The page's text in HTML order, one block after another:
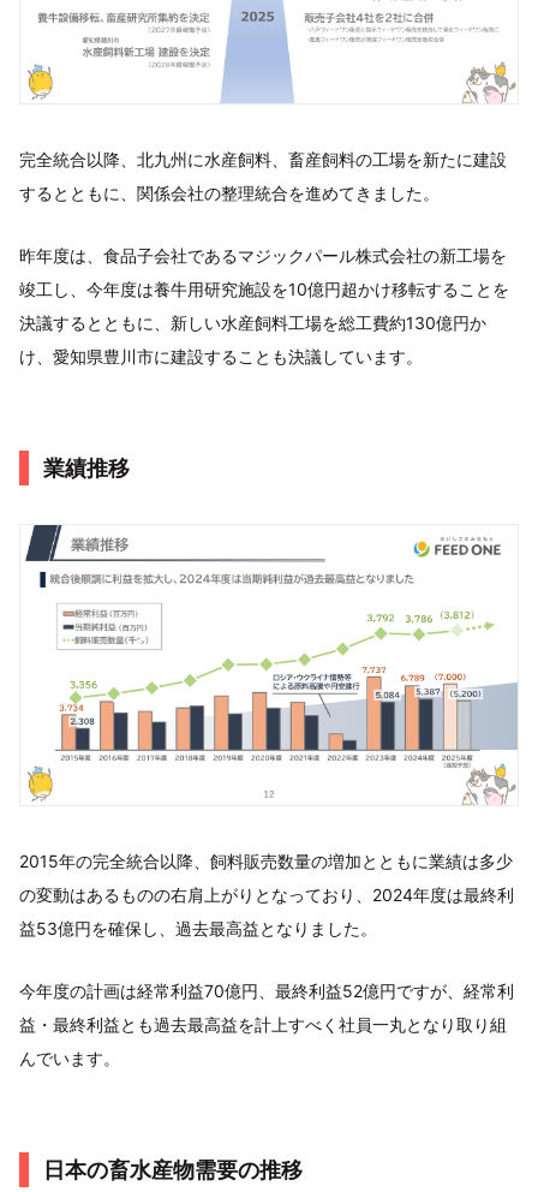
完全統合以降、北九州に水産飼料、畜産飼料の工場を新たに建設
するとともに、関係会社の整理統合を進めてきました。
昨年度は、食品子会社であるマジックパール株式会社の新工場を
竣工し、今年度は養牛用研究施設を10億円超かけ移転することを
決議するとともに、新しい水産飼料工場を総工費約130億円か
け、愛知県豊川市に建設することも決議しています。
業績推移
2015年の完全統合以降、飼料販売数量の増加とともに業績は多少
の変動はあるものの右肩上がりとなっており、2024年度は最終利
益53億円を確保し、過去最高益となりました。
今年度の計画は経常利益70億円、最終利益52億円ですが、経常利
益・最終利益とも過去最高益を計上すべく社員一丸となり取り組
んでいます。
日本の畜水産物需要の推移